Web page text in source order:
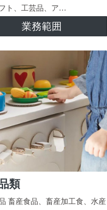
ト、工芸品、ア…
業務範囲
類
畜産食品、畜産加工食、水産